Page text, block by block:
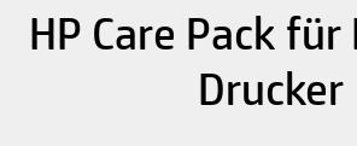
HP Care Pack für
Drucker